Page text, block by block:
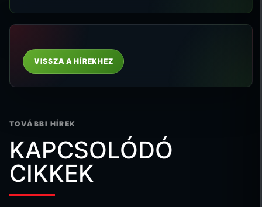
VISSZA A HÍREKHEZ
TOVÁBBI HÍREK
KAPCSOLÓDÓ
CIKKEK